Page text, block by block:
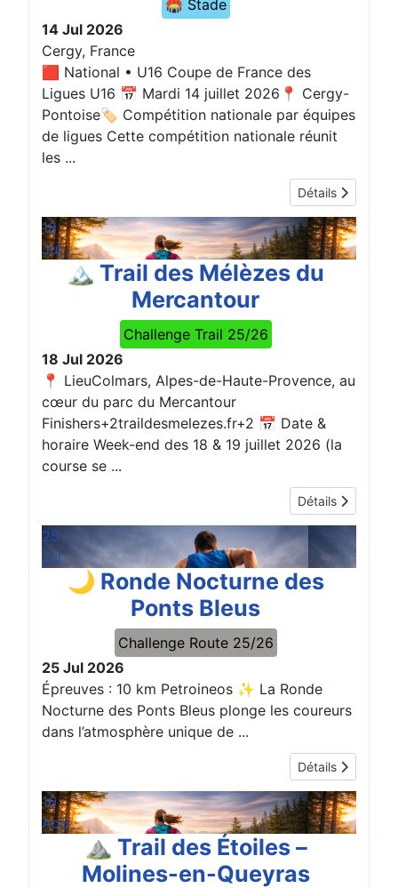
🏟️ Stade
14 Jul 2026
Cergy, France
🟥 National • U16 Coupe de France des
Ligues U16 📅 Mardi 14 juillet 2026📍 Cergy-
Pontoise🏷️ Compétition nationale par équipes
de ligues Cette compétition nationale réunit
les ...
Détails
18
Jul
🏔️ Trail des Mélèzes du
Mercantour
Challenge Trail 25/26
18 Jul 2026
📍 LieuColmars, Alpes-de-Haute-Provence, au
cœur du parc du Mercantour
Finishers+2traildesmelezes.fr+2 📅 Date &
horaire Week-end des 18 & 19 juillet 2026 (la
course se ...
Détails
25
Jul
🌙 Ronde Nocturne des
Ponts Bleus
Challenge Route 25/26
25 Jul 2026
Épreuves : 10 km Petroineos ✨ La Ronde
Nocturne des Ponts Bleus plonge les coureurs
dans l’atmosphère unique de ...
Détails
16
Aoû
⛰️ Trail des Étoiles –
Molines-en-Queyras